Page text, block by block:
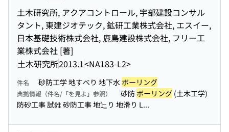
土木研究所, アクアコントロール, 宇部建設コンサル
タント, 東建ジオテック, 鉱研工業株式会社, エスイー,
日本基礎技術株式会社, 鹿島建設株式会社, フリー工
業株式会社 [著]
土木研究所2013.1<NA183-L2>
件名 砂防工学 地すべり 地下水 ボーリング
典拠情報（件名/「を見よ」参照） 砂防 ボーリング (土木工学)
防砂工事 試錐 砂防工事 地辷り 地滑り L...